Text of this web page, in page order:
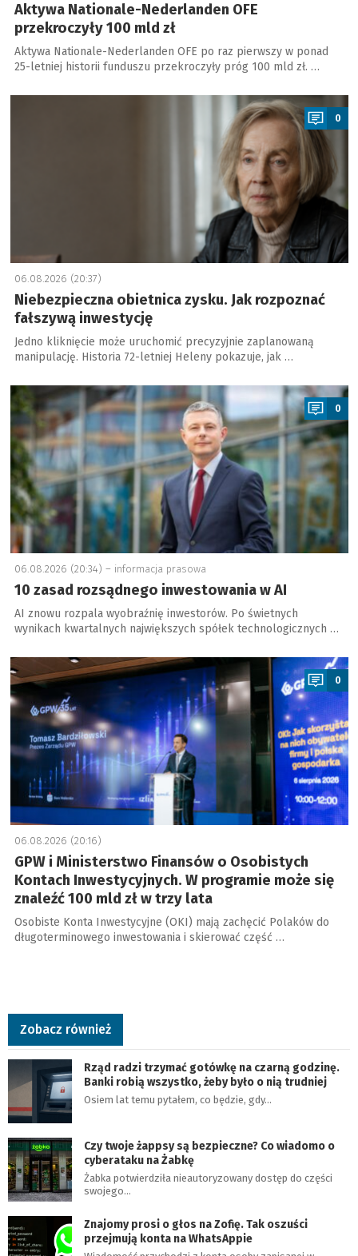
Aktywa Nationale-Nederlanden OFE
przekroczyły 100 mld zł
Aktywa Nationale-Nederlanden OFE po raz pierwszy w ponad
25-letniej historii funduszu przekroczyły próg 100 mld zł. …
a
0
06.08.2026 (20:37)
Niebezpieczna obietnica zysku. Jak rozpoznać
fałszywą inwestycję
Jedno kliknięcie może uruchomić precyzyjnie zaplanowaną
manipulację. Historia 72-letniej Heleny pokazuje, jak …
a
0
06.08.2026 (20:34) – informacja prasowa
10 zasad rozsądnego inwestowania w AI
AI znowu rozpala wyobraźnię inwestorów. Po świetnych
wynikach kwartalnych największych spółek technologicznych …
a
0
06.08.2026 (20:16)
GPW i Ministerstwo Finansów o Osobistych
Kontach Inwestycyjnych. W programie może się
znaleźć 100 mld zł w trzy lata
Osobiste Konta Inwestycyjne (OKI) mają zachęcić Polaków do
długoterminowego inwestowania i skierować część …
Zobacz również
Rząd radzi trzymać gotówkę na czarną godzinę.
Banki robią wszystko, żeby było o nią trudniej
Osiem lat temu pytałem, co będzie, gdy…
Czy twoje żappsy są bezpieczne? Co wiadomo o
cyberataku na Żabkę
Żabka potwierdziła nieautoryzowany dostęp do części
swojego…
Znajomy prosi o głos na Zofię. Tak oszuści
przejmują konta na WhatsAppie